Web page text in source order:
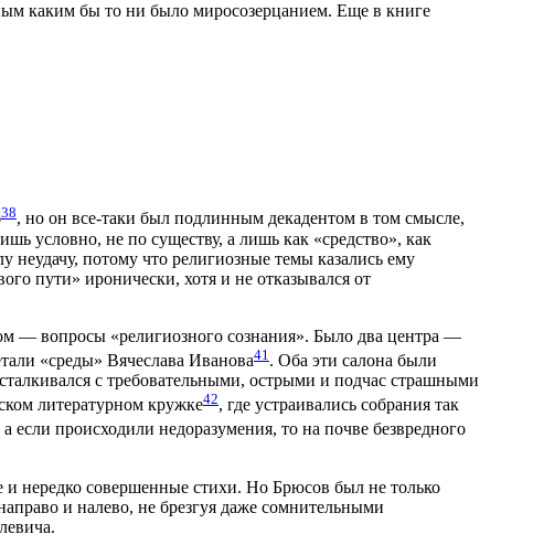
каким бы то ни было миросозерцанием. Еще в книге
38, но он все-таки был подлинным декадентом в том смысле,
условно, не по существу, а лишь как «средство», как
потому что религиозные темы казались ему
пути» иронически, хотя и не отказывался от
— вопросы «религиозного сознания». Было два центра —
«среды» Вячеслава Иванова41 . Оба эти салона были
с требовательными, острыми и подчас страшными
литературном кружке42, где устраивались собрания так
если происходили недоразумения, то на почве безвредного
нередко совершенные стихи. Но Брюсов был не только
и налево, не брезгуя даже сомнительными